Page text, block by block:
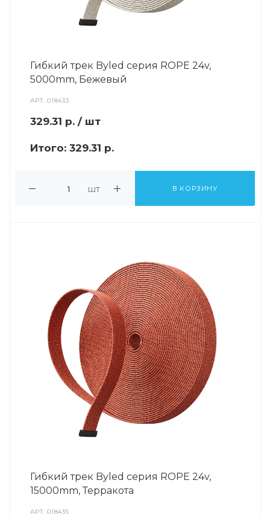
Гибкий трек Byled серия ROPE 24v,
5000mm, Бежевый
АРТ.018433
329.31 р. / шт
Итого: 329.31 р.
шт В КОРЗИНУ
Гибкий трек Byled серия ROPE 24v,
15000mm, Терракота
АРТ.018435